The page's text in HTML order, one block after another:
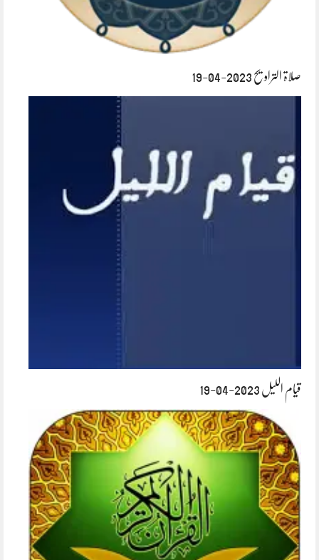
صلاۃ التراویح 2023-04-19
قیام اللیل 2023-04-19